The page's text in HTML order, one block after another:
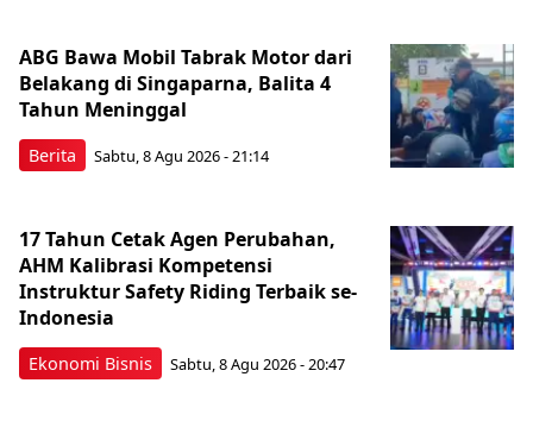
Berita
ABG Bawa Mobil Tabrak Motor dari
Belakang di Singaparna, Balita 4
Tahun Meninggal
Sabtu, 8 Agu 2026 - 21:14
Ekonomi Bisnis
17 Tahun Cetak Agen Perubahan,
AHM Kalibrasi Kompetensi
Instruktur Safety Riding Terbaik se-
Indonesia
Sabtu, 8 Agu 2026 - 20:47